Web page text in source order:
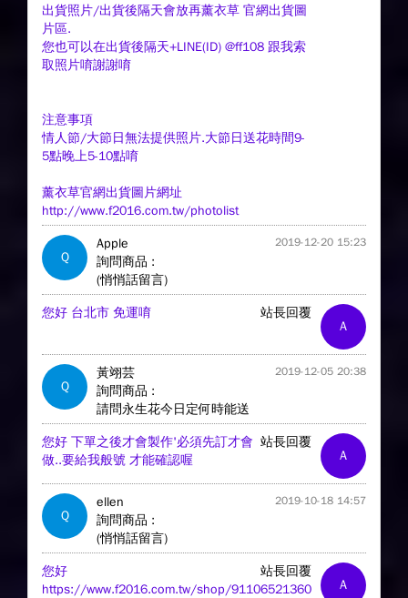
出貨照片/出貨後隔天會放再薰衣草 官網出貨圖
片區.
您也可以在出貨後隔天+LINE(ID) @ff108 跟我索
取照片唷謝謝唷
注意事項
情人節/大節日無法提供照片.大節日送花時間9-
5點晚上5-10點唷
薰衣草官網出貨圖片網址
http://www.f2016.com.tw/photolist
Q
Apple 2019-12-20 15:23
詢問商品 :
(悄悄話留言)
A
站長回覆
您好 台北市 免運唷
Q
黃翊芸 2019-12-05 20:38
詢問商品 :
請問永生花今日定何時能送
A
站長回覆
您好 下單之後才會製作'必須先訂才會
做..要給我般號 才能確認喔
Q
ellen 2019-10-18 14:57
詢問商品 :
(悄悄話留言)
A
站長回覆
您好
https://www.f2016.com.tw/shop/91106521360